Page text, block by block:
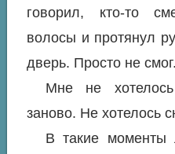
говорил, кто-то
волосы и протянул
дверь. Просто не смог.
Мне не
заново. Не хотелось
В такие моменты